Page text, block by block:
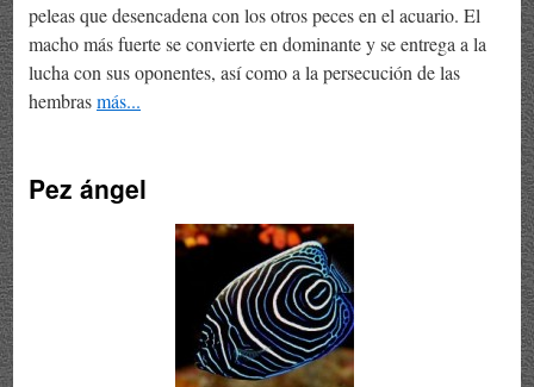
peleas que desencadena con los otros peces en el acuario. El
macho más fuerte se convierte en dominante y se entrega a la
lucha con sus oponentes, así como a la persecución de las
hembrasmás...
Pez ángel